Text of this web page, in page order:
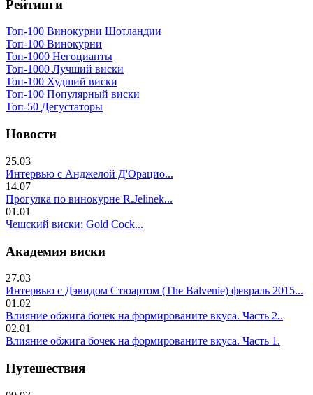
Рейтинги
Топ-100 Винокурни Шотландии
Топ-100 Винокурни
Топ-1000 Негоцианты
Топ-1000 Лучший виски
Топ-100 Худший виски
Топ-100 Популярный виски
Топ-50 Дегустаторы
Новости
25.03
Интервью с Анджелой Д'Орацио...
14.07
Прогулка по винокурне R.Jelinek...
01.01
Чешский виски: Gold Cock...
Академия виски
27.03
Интервью с Дэвидом Стюартом (The Balvenie) февраль 2015...
01.02
Влияние обжига бочек на формированите вкуса. Часть 2..
02.01
Влияние обжига бочек на формированите вкуса. Часть 1.
Путешествия